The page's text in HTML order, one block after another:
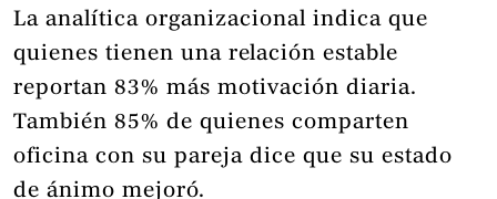
La analítica organizacional indica que
quienes tienen una relación estable
reportan 83% más motivación diaria.
También 85% de quienes comparten
oficina con su pareja dice que su estado
de ánimo mejoró.